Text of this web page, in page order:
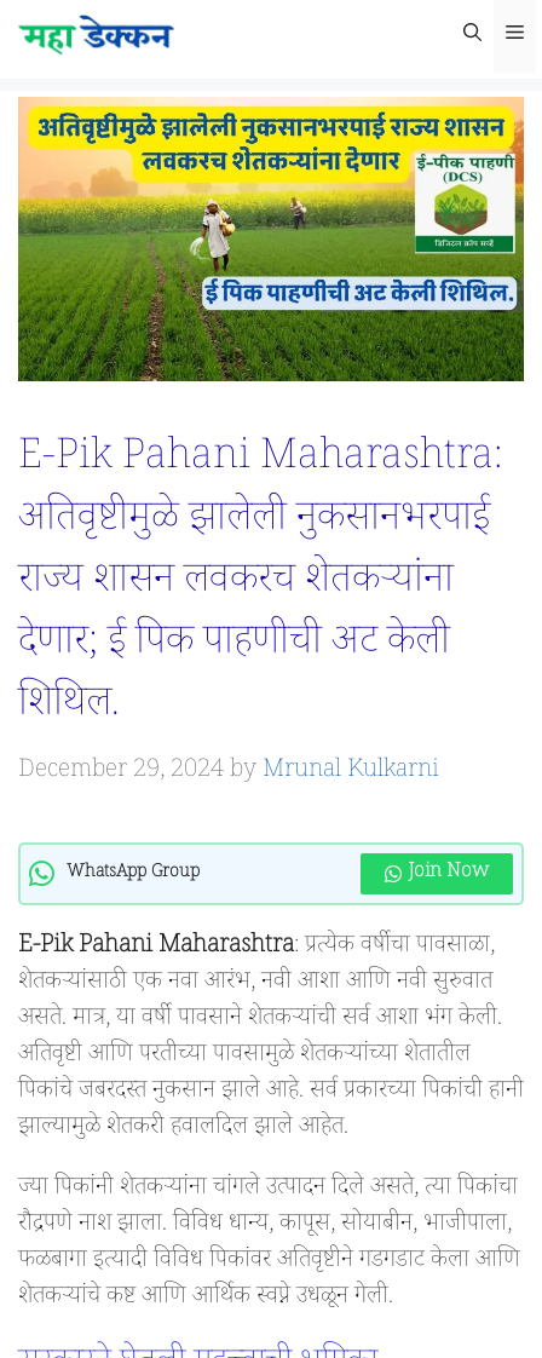
Skip
content
E-Pik Pahani Maharashtra:
अतिवृष्टीमुळे झालेली नुकसानभरपाई
राज्य शासन लवकरच शेतकऱ्यांना
देणार; ई पिक पाहणीची अट केली
शिथिल.
December 29, 2024byMrunal Kulkarni
WhatsApp Group Join Now
E-Pik Pahani Maharashtra: प्रत्येक वर्षीचा पावसाळा,
शेतकऱ्यांसाठी एक नवा आरंभ, नवी आशा आणि नवी सुरुवात
असते. मात्र, या वर्षी पावसाने शेतकऱ्यांची सर्व आशा भंग केली.
अतिवृष्टी आणि परतीच्या पावसामुळे शेतकऱ्यांच्या शेतातील
पिकांचे जबरदस्त नुकसान झाले आहे. सर्व प्रकारच्या पिकांची हानी
झाल्यामुळे शेतकरी हवालदिल झाले आहेत.
ज्या पिकांनी शेतकऱ्यांना चांगले उत्पादन दिले असते, त्या पिकांचा
रौद्रपणे नाश झाला. विविध धान्य, कापूस, सोयाबीन, भाजीपाला,
फळबागा इत्यादी विविध पिकांवर अतिवृष्टीने गडगडाट केला आणि
शेतकऱ्यांचे कष्ट आणि आर्थिक स्वप्ने उधळून गेली.